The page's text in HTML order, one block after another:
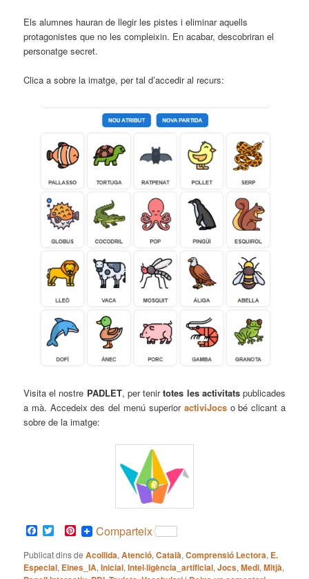
Els alumnes hauran de llegir les pistes i eliminar aquells
protagonistes que no les compleixin. En acabar, descobriran el
personatge secret.
Clica a sobre la imatge, per tal d’accedir al recurs:
Visita el nostre PADLET, per tenirtotes les activitatspublicades
a mà. Accedeix des del menú superior activiJocso bé clicant a
sobre de la imatge:
Facebook
TwitterPinterest
Comparteix
Publicat dins de Acollida,Atenció,Català,Comprensió Lectora, E.
Especial, Eines_IA,Inicial,Intel·ligència_artificial,Jocs,Medi,Mitjà,